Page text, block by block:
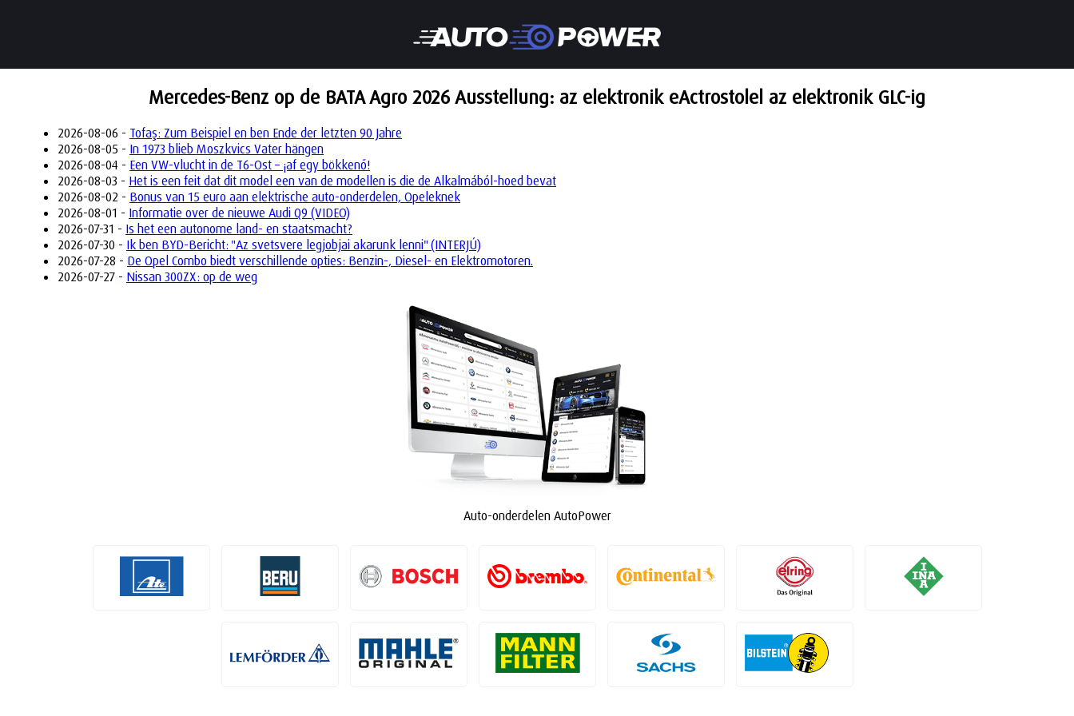
Mercedes-Benz op de BATA Agro 2026 Ausstellung: az elektronik eActrostolel az elektronik GLC-ig
2026-08-06 - Tofaş: Zum Beispiel en ben Ende der letzten 90 Jahre
2026-08-05 - In 1973 blieb Moszkvics Vater hängen
2026-08-04 - Een VW-vlucht in de T6-Ost – ¡af egy bökkenő!
2026-08-03 - Het is een feit dat dit model een van de modellen is die de Alkalmából-hoed bevat
2026-08-02 - Bonus van 15 euro aan elektrische auto-onderdelen, Opeleknek
2026-08-01 - Informatie over de nieuwe Audi Q9 (VIDEO)
2026-07-31 - Is het een autonome land- en staatsmacht?
2026-07-30 - Ik ben BYD-Bericht: "Az svetsvere legjobjai akarunk lenni" (INTERJÚ)
2026-07-28 - De Opel Combo biedt verschillende opties: Benzin-, Diesel- en Elektromotoren.
2026-07-27 - Nissan 300ZX: op de weg
Auto-onderdelen AutoPower